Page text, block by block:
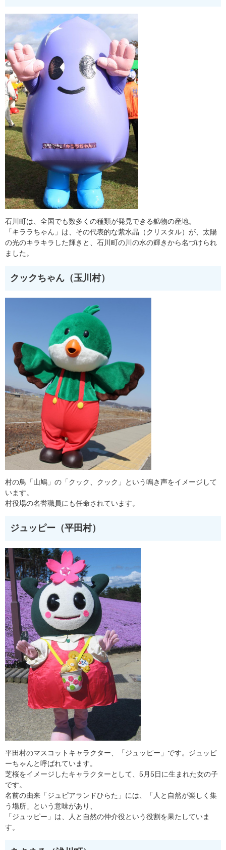
石川町は、全国でも数多くの種類が発見できる鉱物の産地。
「キララちゃん」は、その代表的な紫水晶（クリスタル）が、太陽
の光のキラキラした輝きと、石川町の川の水の輝きから名づけられ
ました。
クックちゃん（玉川村）
村の鳥「山鳩」の「クック、クック」という鳴き声をイメージして
います。
村役場の名誉職員にも任命されています。
ジュッピー（平田村）
平田村のマスコットキャラクター、「ジュッピー」です。ジュッピ
ーちゃんと呼ばれています。
芝桜をイメージしたキャラクターとして、5月5日に生まれた女の子
です。
名前の由来「ジュピアランドひらた」には、「人と自然が楽しく集
う場所」という意味があり、
「ジュッピー」は、人と自然の仲介役という役割を果たしていま
す。